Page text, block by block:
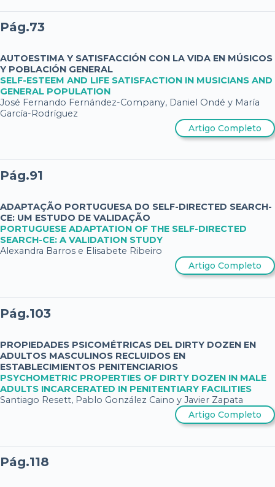
Pág.73
AUTOESTIMA Y SATISFACCIÓN CON LA VIDA EN MÚSICOS
Y POBLACIÓN GENERAL
SELF-ESTEEM AND LIFE SATISFACTION IN MUSICIANS AND
GENERAL POPULATION
José Fernando Fernández-Company, Daniel Ondé y María
García-Rodríguez
Artigo Completo
Pág.91
ADAPTAÇÃO PORTUGUESA DO SELF-DIRECTED SEARCH-
CE: UM ESTUDO DE VALIDAÇÃO
PORTUGUESE ADAPTATION OF THE SELF-DIRECTED
SEARCH-CE: A VALIDATION STUDY
Alexandra Barros e Elisabete Ribeiro
Artigo Completo
Pág.103
PROPIEDADES PSICOMÉTRICAS DEL DIRTY DOZEN EN
ADULTOS MASCULINOS RECLUIDOS EN
ESTABLECIMIENTOS PENITENCIARIOS
PSYCHOMETRIC PROPERTIES OF DIRTY DOZEN IN MALE
ADULTS INCARCERATED IN PENITENTIARY FACILITIES
Santiago Resett, Pablo González Caino y Javier Zapata
Artigo Completo
Pág.118